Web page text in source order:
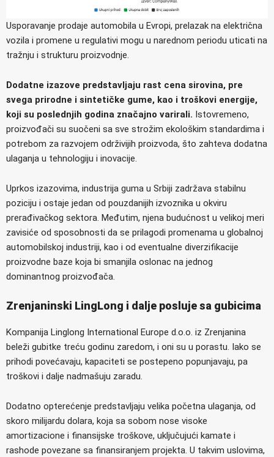
Usporavanje prodaje automobila u Evropi, prelazak na električna
vozila i promene u regulativi mogu u narednom periodu uticati na
tražnju i strukturu proizvodnje.
Dodatne izazove predstavljaju rast cena sirovina, pre
svega prirodne i sintetičke gume, kao i troškovi energije,
koji su poslednjih godina značajno varirali. Istovremeno,
proizvođači su suočeni sa sve strožim ekološkim standardima i
potrebom za razvojem održivijih proizvoda, što zahteva dodatna
ulaganja u tehnologiju i inovacije.
Uprkos izazovima, industrija guma u Srbiji zadržava stabilnu
poziciju i ostaje jedan od pouzdanijih izvoznika u okviru
prerađivačkog sektora. Međutim, njena budućnost u velikoj meri
zavisiće od sposobnosti da se prilagodi promenama u globalnoj
automobilskoj industriji, kao i od eventualne diverzifikacije
proizvodne baze koja bi smanjila oslonac na jednog
dominantnog proizvođača.
Zrenjaninski LingLong i dalje posluje sa gubicima
Kompanija Linglong International Europe d.o.o. iz Zrenjanina
beleži gubitke treću godinu zaredom, i oni su u porastu. Iako se
prihodi povećavaju, kapaciteti se postepeno popunjavaju, pa
troškovi i dalje nadmašuju zaradu.
Dodatno opterećenje predstavljaju velika početna ulaganja, od
skoro milijardu dolara, koja sa sobom nose visoke
amortizacione i finansijske troškove, uključujući kamate i
rashode povezane sa finansiranjem projekta. U takvim uslovima,